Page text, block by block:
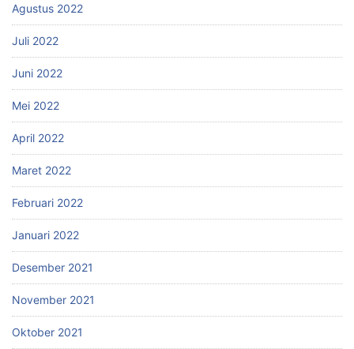
Agustus 2022
Juli 2022
Juni 2022
Mei 2022
April 2022
Maret 2022
Februari 2022
Januari 2022
Desember 2021
November 2021
Oktober 2021